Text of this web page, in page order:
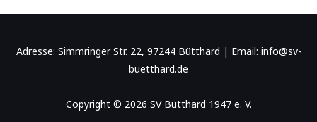
Adresse: Simmringer Str. 22, 97244 Bütthard | Email: info@sv-
buetthard.de
Copyright © 2026 SV Bütthard 1947 e. V.